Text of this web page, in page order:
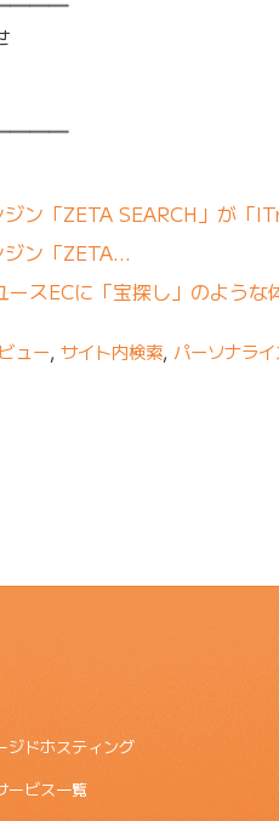
ジン「ZETA SEARCH」が「
ジン「ZETA…
ースECに「宝探し」のよう
ュー, サイト内検索, パーソナラ
ジドホスティング
ービス一覧